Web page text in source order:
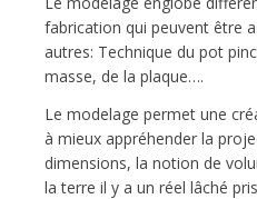
fabrication qui peuvent être
autres: Technique du pot
masse, de la plaque….
Le modelage permet une
à mieux appréhender la
dimensions, la notion de
la terre il y a un réel lâché